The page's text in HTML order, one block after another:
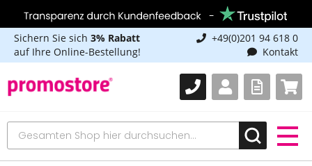
Sichern Sie sich 3% Rabatt
auf Ihre Online-Bestellung!
+49(0)201 94 618 0
Kontakt